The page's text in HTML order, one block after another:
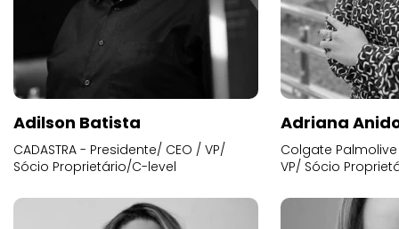
Adilson Batista
CADASTRA - Presidente/ CEO / VP/
Sócio Proprietário/C-level
Adriana
Colgate
VP/ Sócio